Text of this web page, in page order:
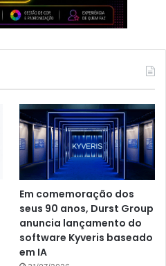
Em comemoração dos
seus 90 anos, Durst Group
anuncia lançamento do
software Kyveris baseado
em IA